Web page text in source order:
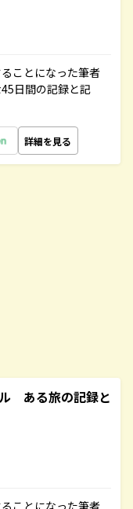
ことになった筆者
日間の記録と記
詳細を見る
ある旅の記録と
ことになった筆者